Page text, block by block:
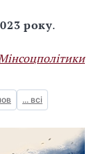
року.
... всі